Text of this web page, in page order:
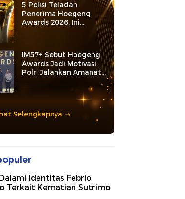
5 Polisi Teladan
Penerima Hoegeng
Awards 2026, Ini
Kategori dan Kiprahnya
IM57+ Sebut Hoegeng
Awards Jadi Motivasi
Polri Jalankan Amanat
Selengkapnya
Identitas Febrio
Terkait Kematian Sutrimo